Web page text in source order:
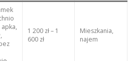
apka,
1 200 zł – 1
600 zł
Mieszkania,
najem